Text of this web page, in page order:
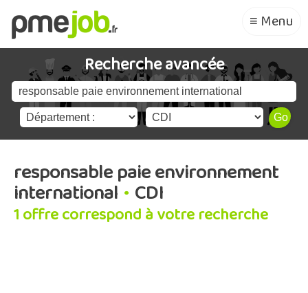
≡ Menu
Recherche avancée
responsable paie environnement
international • CDI
1 offre correspond à votre recherche